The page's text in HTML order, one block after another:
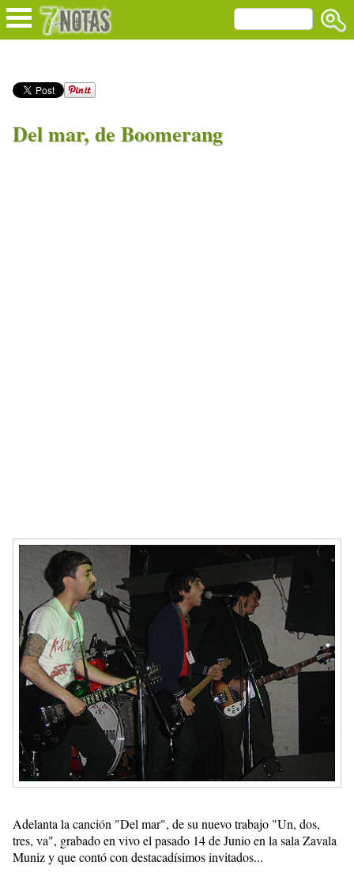
Del mar, de Boomerang
Adelanta la canción "Del mar", de su nuevo trabajo "Un, dos,
tres, va", grabado en vivo el pasado 14 de Junio en la sala Zavala
Muniz y que contó con destacadísimos invitados...